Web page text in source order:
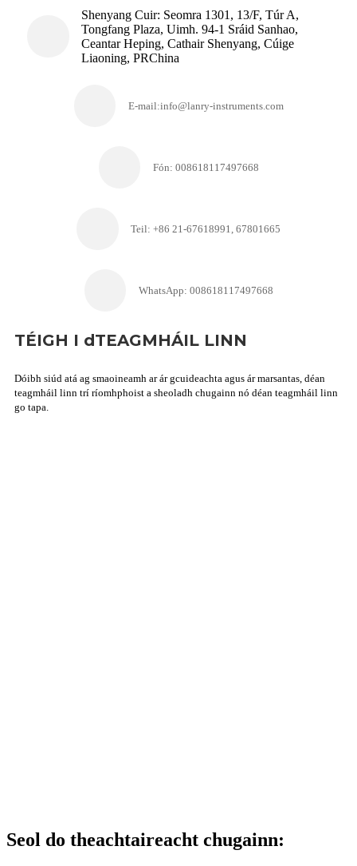
Shenyang Cuir: Seomra 1301, 13/F, Túr A,
Tongfang Plaza, Uimh. 94-1 Sráid Sanhao,
Ceantar Heping, Cathair Shenyang, Cúige
Liaoning, PRChina
E-mail:info@lanry-instruments.com
Fón: 008618117497668
Teil: +86 21-67618991, 67801665
WhatsApp: 008618117497668
TÉIGH I dTEAGMHÁIL LINN
Dóibh siúd atá ag smaoineamh ar ár gcuideachta agus ár marsantas, déan
teagmháil linn trí ríomhphoist a sheoladh chugainn nó déan teagmháil linn
go tapa.
Seol do theachtaireacht chugainn: